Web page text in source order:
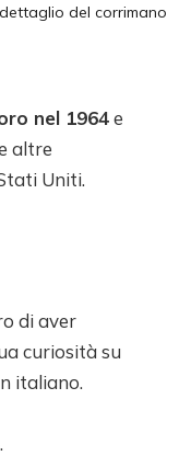
del corrimano
nel 1964e
altre
Uniti.
di aver
curiosità su
italiano.